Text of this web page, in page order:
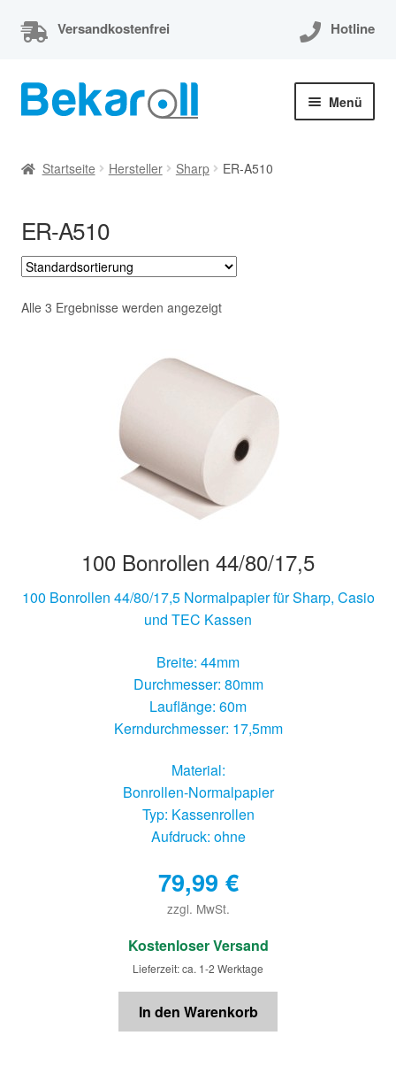
Versandkostenfrei Hotline
Zur
Navigation
Zum
Inhalt
Menü
EC-Cash Rollen
Hersteller/Gerät
Apothekenrollen
Rollen für Waagen
Startseite Hersteller Sharp ER-A510
ER-A510
Alle 3 Ergebnisse werden angezeigt
100 Bonrollen 44/80/17,5
100 Bonrollen 44/80/17,5 Normalpapier für Sharp, Casio
und TEC Kassen
Breite: 44mm
Durchmesser: 80mm
Lauflänge: 60m
Kerndurchmesser: 17,5mm
Material:
Bonrollen-Normalpapier
Typ: Kassenrollen
Aufdruck: ohne
79,99 €
zzgl. MwSt.
€
Kostenloser Versand
Lieferzeit: ca. 1-2 Werktage
In den Warenkorb